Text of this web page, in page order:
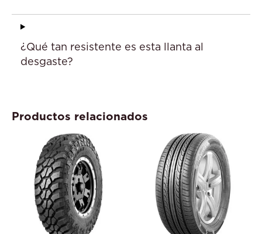
¿Qué tan resistente es esta llanta al
desgaste?
Productos relacionados